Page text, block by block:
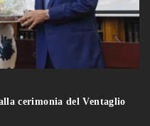
cerimonia del Ventaglio